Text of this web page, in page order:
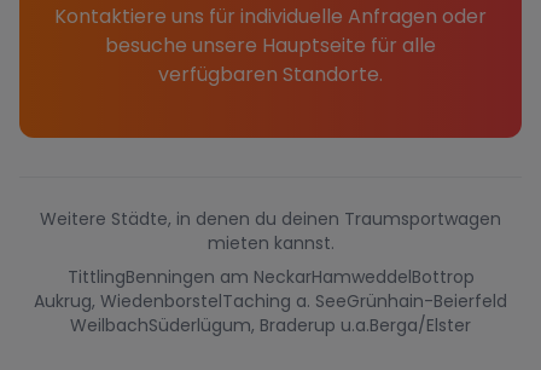
Kontaktiere uns für individuelle Anfragen oder
besuche unsere Hauptseite für alle
verfügbaren Standorte.
Weitere Städte, in denen du deinen Traumsportwagen
mieten kannst.
TittlingBenningen am NeckarHamweddelBottrop
Aukrug, WiedenborstelTaching a. SeeGrünhain-Beierfeld
WeilbachSüderlügum, Braderup u.a.Berga/Elster